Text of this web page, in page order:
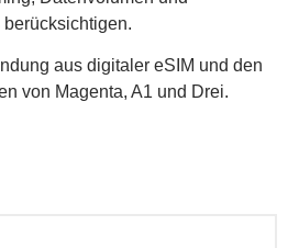
aus digitaler eSIM und den
von Magenta, A1 und Drei.